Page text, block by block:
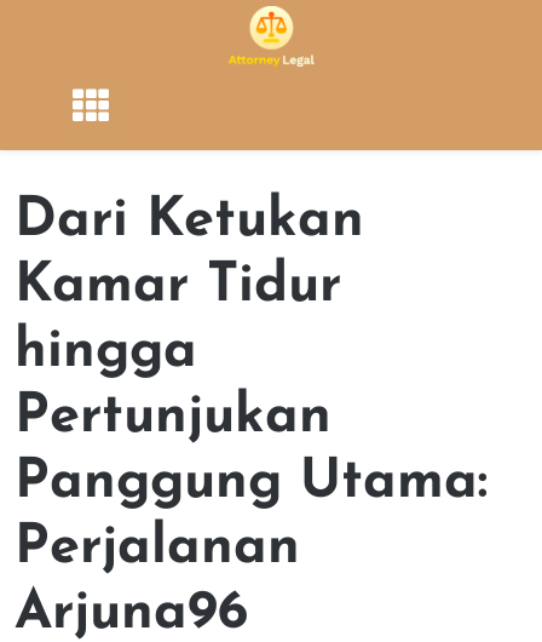
Dari Ketukan
Kamar Tidur
hingga
Pertunjukan
Panggung Utama:
Perjalanan
Arjuna96